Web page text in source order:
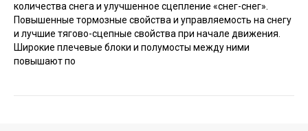
количества снега и улучшенное сцепление «снег-снег».
Повышенные тормозные свойства и управляемость на снегу
и лучшие тягово-сцепные свойства при начале движения.
Широкие плечевые блоки и полумосты между ними
повышают по